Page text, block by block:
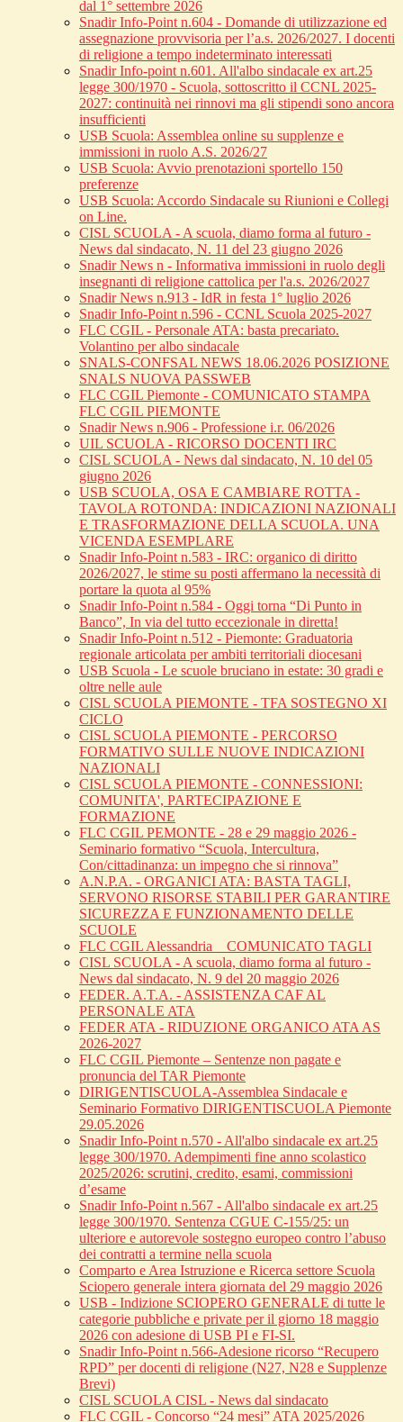
dal 1° settembre 2026
Snadir Info-Point n.604 - Domande di utilizzazione ed
assegnazione provvisoria per l’a.s. 2026/2027. I docenti
di religione a tempo indeterminato interessati
Snadir Info-point n.601. All'albo sindacale ex art.25
legge 300/1970 - Scuola, sottoscritto il CCNL 2025-
2027: continuità nei rinnovi ma gli stipendi sono ancora
insufficienti
USB Scuola: Assemblea online su supplenze e
immissioni in ruolo A.S. 2026/27
USB Scuola: Avvio prenotazioni sportello 150
preferenze
USB Scuola: Accordo Sindacale su Riunioni e Collegi
on Line.
CISL SCUOLA - A scuola, diamo forma al futuro -
News dal sindacato, N. 11 del 23 giugno 2026
Snadir News n - Informativa immissioni in ruolo degli
insegnanti di religione cattolica per l'a.s. 2026/2027
Snadir News n.913 - IdR in festa 1° luglio 2026
Snadir Info-Point n.596 - CCNL Scuola 2025-2027
FLC CGIL - Personale ATA: basta precariato.
Volantino per albo sindacale
SNALS-CONFSAL NEWS 18.06.2026 POSIZIONE
SNALS NUOVA PASSWEB
FLC CGIL Piemonte - COMUNICATO STAMPA
FLC CGIL PIEMONTE
Snadir News n.906 - Professione i.r. 06/2026
UIL SCUOLA - RICORSO DOCENTI IRC
CISL SCUOLA - News dal sindacato, N. 10 del 05
giugno 2026
USB SCUOLA, OSA E CAMBIARE ROTTA -
TAVOLA ROTONDA: INDICAZIONI NAZIONALI
E TRASFORMAZIONE DELLA SCUOLA. UNA
VICENDA ESEMPLARE
Snadir Info-Point n.583 - IRC: organico di diritto
2026/2027, le stime su posti affermano la necessità di
portare la quota al 95%
Snadir Info-Point n.584 - Oggi torna “Di Punto in
Banco”, In via del tutto eccezionale in diretta!
Snadir Info-Point n.512 - Piemonte: Graduatoria
regionale articolata per ambiti territoriali diocesani
USB Scuola - Le scuole bruciano in estate: 30 gradi e
oltre nelle aule
CISL SCUOLA PIEMONTE - TFA SOSTEGNO XI
CICLO
CISL SCUOLA PIEMONTE - PERCORSO
FORMATIVO SULLE NUOVE INDICAZIONI
NAZIONALI
CISL SCUOLA PIEMONTE - CONNESSIONI:
COMUNITA', PARTECIPAZIONE E
FORMAZIONE
FLC CGIL PEMONTE - 28 e 29 maggio 2026 -
Seminario formativo “Scuola, Intercultura,
Con/cittadinanza: un impegno che si rinnova”
A.N.P.A. - ORGANICI ATA: BASTA TAGLI,
SERVONO RISORSE STABILI PER GARANTIRE
SICUREZZA E FUNZIONAMENTO DELLE
SCUOLE
FLC CGIL Alessandria _ COMUNICATO TAGLI
CISL SCUOLA - A scuola, diamo forma al futuro -
News dal sindacato, N. 9 del 20 maggio 2026
FEDER. A.T.A. - ASSISTENZA CAF AL
PERSONALE ATA
FEDER ATA - RIDUZIONE ORGANICO ATA AS
2026-2027
FLC CGIL Piemonte – Sentenze non pagate e
pronuncia del TAR Piemonte
DIRIGENTISCUOLA-Assemblea Sindacale e
Seminario Formativo DIRIGENTISCUOLA Piemonte
29.05.2026
Snadir Info-Point n.570 - All'albo sindacale ex art.25
legge 300/1970. Adempimenti fine anno scolastico
2025/2026: scrutini, credito, esami, commissioni
d’esame
Snadir Info-Point n.567 - All'albo sindacale ex art.25
legge 300/1970. Sentenza CGUE C‑155/25: un
ulteriore e autorevole sostegno europeo contro l’abuso
dei contratti a termine nella scuola
Comparto e Area Istruzione e Ricerca settore Scuola
Sciopero generale intera giornata del 29 maggio 2026
USB - Indizione SCIOPERO GENERALE di tutte le
categorie pubbliche e private per il giorno 18 maggio
2026 con adesione di USB PI e FI-SI.
Snadir Info-Point n.566-Adesione ricorso “Recupero
RPD” per docenti di religione (N27, N28 e Supplenze
Brevi)
CISL SCUOLA CISL - News dal sindacato
FLC CGIL - Concorso “24 mesi” ATA 2025/2026